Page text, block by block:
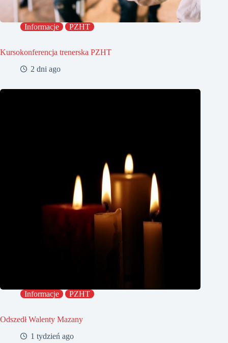
Informacje PZHT
Kursokonferencja trenerska PZHT
2 dni ago
Informacje PZHT
Odszedł Walenty Mazany
1 tydzień ago